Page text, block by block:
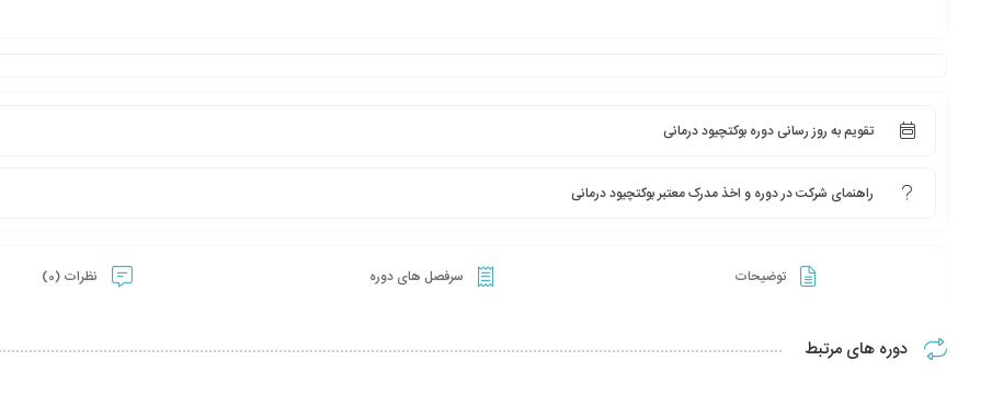
تقویم به روز رسانی دوره بوکتچیود درمانی
راهنمای شرکت در دوره و اخذ مدرک معتبر بوکتچیود درمانی
توضیحات سرفصل های دوره نظرات (0)
دوره های مرتبط